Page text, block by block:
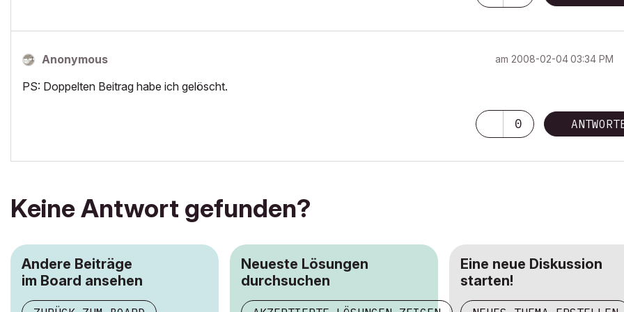
Anonymous am ‎2008-02-0403:34 PM
PS: Doppelten Beitrag habe ich gelöscht.
0
Keine Antwort gefunden?
Andere Beiträge
im Board ansehen
Neueste Lösungen
durchsuchen
Eine neue Diskussion
starten!